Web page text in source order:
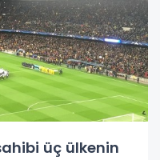
üç ülkenin